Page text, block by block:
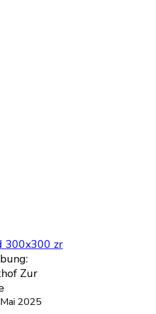
Zur
Mai 2025